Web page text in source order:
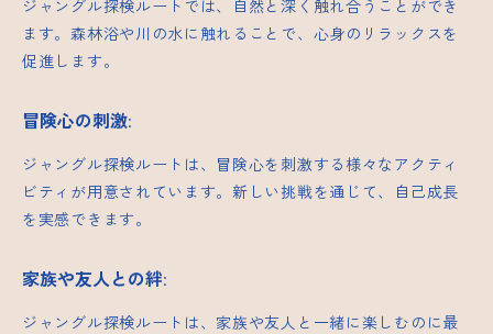
ジャングル探検ルートでは、自然と深く触れ合うことができ
ます。森林浴や川の水に触れることで、心身のリラックスを
促進します。
冒険心の刺激:
ジャングル探検ルートは、冒険心を刺激する様々なアクティ
ビティが用意されています。新しい挑戦を通じて、自己成長
を実感できます。
家族や友人との絆:
ジャングル探検ルートは、家族や友人と一緒に楽しむのに最